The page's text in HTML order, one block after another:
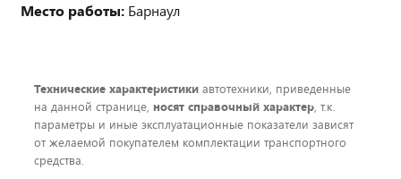
Место работы: Барнаул
Технические характеристики автотехники, приведенные
на данной странице, носят справочный характер, т.к.
параметры и иные эксплуатационные показатели зависят
от желаемой покупателем комплектации транспортного
средства.